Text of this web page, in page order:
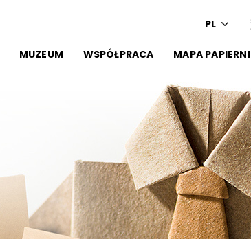
PL
MUZEUM WSPÓŁPRACA MAPA PAPIERNI